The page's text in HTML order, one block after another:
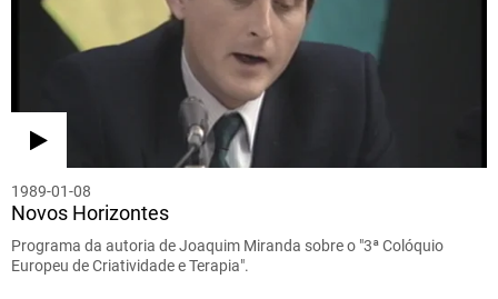
1989-01-08
Novos Horizontes
Programa da autoria de Joaquim Miranda sobre o "3ª Colóquio
Europeu de Criatividade e Terapia".